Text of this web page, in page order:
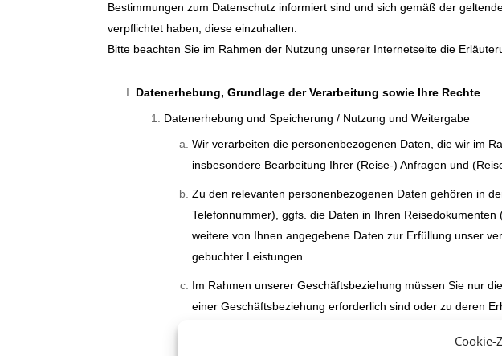
Cookie-
Bestimmungen zum Datenschutz informiert sind und sich gemäß der
verpflichtet haben, diese einzuhalten.
Bitte beachten Sie im Rahmen der Nutzung unserer Internetseite die
Datenerhebung, Grundlage der Verarbeitung sowie Ihre Rechte
Datenerhebung und Speicherung / Nutzung und Weitergabe
Wir verarbeiten die personenbezogenen Daten, die wir im
insbesondere Bearbeitung Ihrer (Reise-) Anfragen und
Zu den relevanten personenbezogenen Daten gehören in
Telefonnummer), ggfs. die Daten in Ihren
weitere von Ihnen angegebene Daten zur Erfüllung unser
gebuchter Leistungen.
Im Rahmen unserer Geschäftsbeziehung müssen Sie nur
einer Geschäftsbeziehung erforderlich sind oder zu deren
Ausführung des Auftrages ablehnen müssen oder einen
Nutzung eines Services bzw. einer Funktionalität ist es